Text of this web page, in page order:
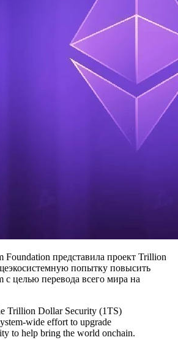
Foundation представила проект Trillion
попытку повысить
с целью перевода всего мира на
Trillion Dollar Security (1TS)
wide effort to upgrade
to help bring the world onchain.